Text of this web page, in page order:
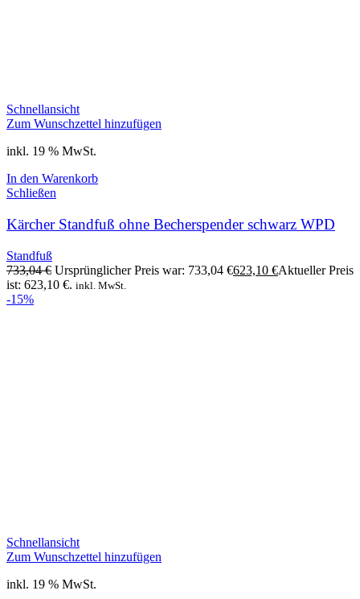
Schnellansicht
Zum Wunschzettel hinzufügen
inkl. 19 % MwSt.
In den Warenkorb
Schließen
Kärcher Standfuß ohne Becherspender schwarz WPD
Standfuß
733,04€ Ursprünglicher Preis war: 733,04 €623,10 €Aktueller Preis
ist: 623,10 €. inkl. MwSt.
-15%
Schnellansicht
Zum Wunschzettel hinzufügen
inkl. 19 % MwSt.